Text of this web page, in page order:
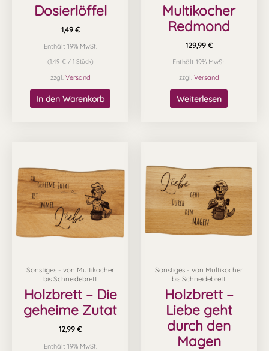
Dosierlöffel
1,49 €
Enthält 19% MwSt.
(1,49 € / 1 Stück)
zzgl. Versand
In den Warenkorb
Multikocher
Redmond
129,99 €
Enthält 19% MwSt.
zzgl. Versand
Weiterlesen
Sonstiges - von Multikocher
bis Schneidebrett
Holzbrett – Die
geheime Zutat
12,99 €
Enthält 19% MwSt.
Sonstiges - von Multikocher
bis Schneidebrett
Holzbrett –
Liebe geht
durch den
Magen